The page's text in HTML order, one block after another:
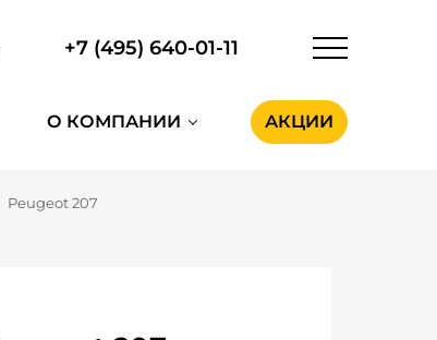
+7 (495) 640-01-11
О КОМПАНИИ АКЦИИ
Peugeot 207